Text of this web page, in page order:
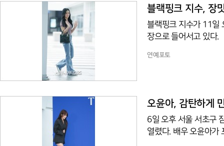
블랙핑크 지수, 장
블랙핑크 지수가 11일
장으로 들어서고 있다.
연예포토
오윤아, 감탄하게
6일 오후 서울 서초구 잠원
열렸다. 배우 오윤아가